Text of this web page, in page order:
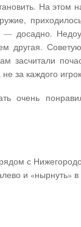
На этом
— досадно.
другая.
засчитали
за каждого
очень
с
и «нырнуть»